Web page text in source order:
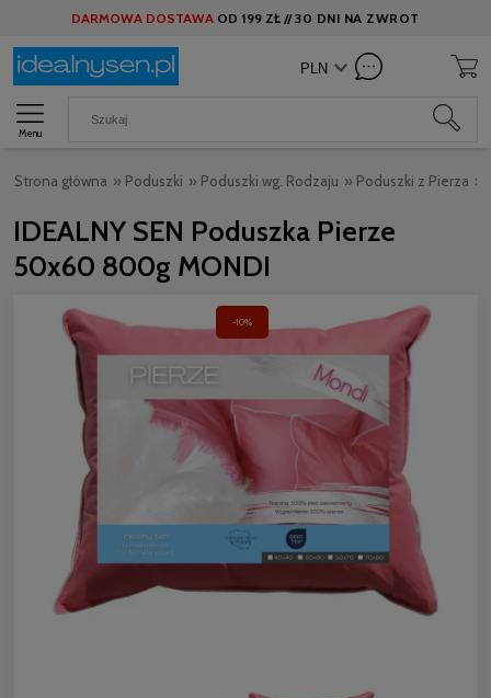
DARMOWA DOSTAWA OD 199 ZŁ //30 DNI NA ZWROT
Menu
Strona główna » Poduszki » Poduszki wg. Rodzaju » Poduszki z Pierza »
IDEALNY SEN Poduszka Pierze
50x60 800g MONDI
-10%